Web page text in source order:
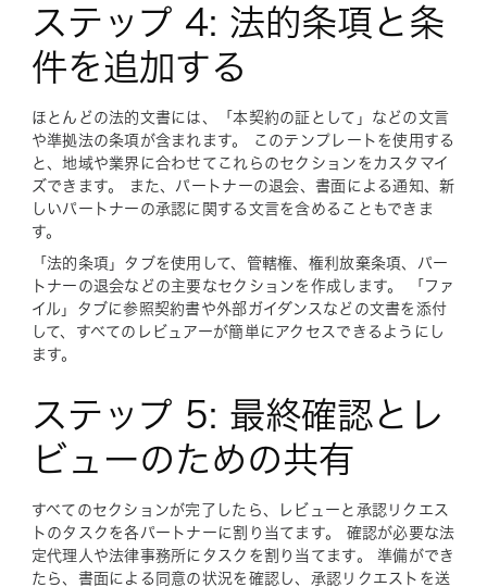
ステップ 4: 法的条項と条
件を追加する
ほとんどの法的文書には、「本契約の証として」などの文言
や準拠法の条項が含まれます。 このテンプレートを使用する
と、地域や業界に合わせてこれらのセクションをカスタマイ
ズできます。 また、パートナーの退会、書面による通知、新
しいパートナーの承認に関する文言を含めることもできま
す。
「法的条項」タブを使用して、管轄権、権利放棄条項、パー
トナーの退会などの主要なセクションを作成します。 「ファ
イル」タブに参照契約書や外部ガイダンスなどの文書を添付
して、すべてのレビュアーが簡単にアクセスできるようにし
ます。
ステップ 5: 最終確認とレ
ビューのための共有
すべてのセクションが完了したら、レビューと承認リクエス
トのタスクを各パートナーに割り当てます。 確認が必要な法
定代理人や法律事務所にタスクを割り当てます。 準備ができ
たら、書面による同意の状況を確認し、承認リクエストを送